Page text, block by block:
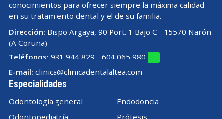
conocimientos para ofrecer siempre la máxima calidad
en su tratamiento dental y el de su familia.
Dirección: Bispo Argaya, 90 Port. 1 Bajo C - 15570 Narón
(A Coruña)
Teléfonos: 981 944 829 - 604 065 980
E-mail: clinica@clinicadentalaltea.com
Especialidades
Odontología general
Endodoncia
Odontopediatría
Prótesis